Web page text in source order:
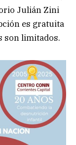
Julián Zini
es gratuita
son limitados.